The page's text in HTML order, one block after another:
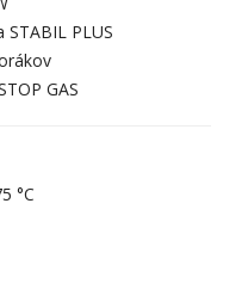
PLUS
GAS
°C